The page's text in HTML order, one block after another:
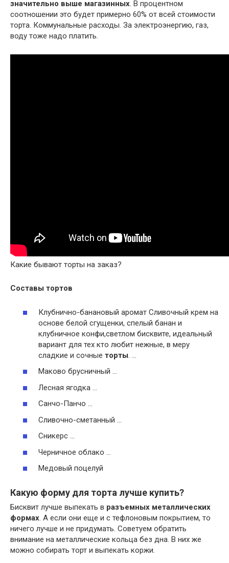
значительно выше магазинных. В процентном
соотношении это будет примерно 60% от всей стоимости
торта. Коммунальные расходы. За электроэнергию, газ,
воду тоже надо платить.
Какие бывают торты на заказ?
Составы тортов
Клубнично-банановый аромат Сливочный крем на
основе белой сгущенки, спелый банан и
клубничное конфи,светлом бисквите, идеальный
вариант для тех кто любит нежные, в меру
сладкие и сочные торты
Маково брусничный …
Лесная ягодка …
Санчо-Панчо …
Сливочно-сметанный …
Сникерс …
Черничное облако …
Медовый поцелуй
Какую форму для торта лучше купить?
Бисквит лучше выпекать в разъемных металлических
формах. А если они еще и с тефлоновым покрытием, то
ничего лучше и не придумать. Советуем обратить
внимание на металлические кольца без дна. В них же
можно собирать торт и выпекать коржи.